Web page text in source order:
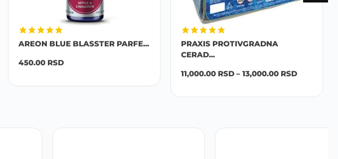
AREON BLUE BLASSTER PARFE...
450.00 RSD
PRAXIS PROTIVGRADNA
CERAD...
11,000.00 RSD – 13,000.00 RSD